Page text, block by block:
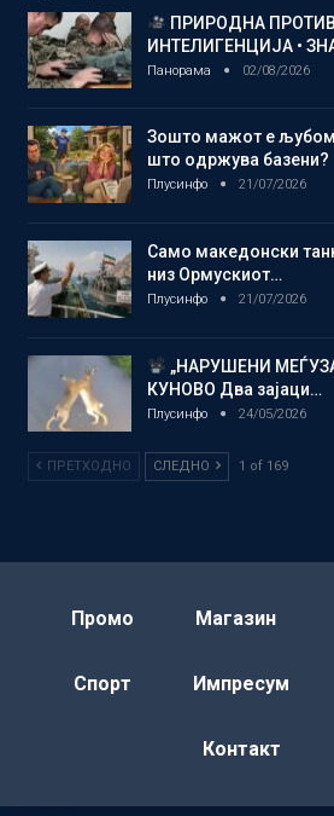
ПРИРОДНА
ИНТЕЛИГЕНЦИЈА •
Панорама 02/08/2026
Зошто мажот е
што одржува базени?
Плусинфо 21/07/2026
Само македонски
низ Ормускиот…
Плусинфо 21/07/2026
„НАРУШЕНИ
КУНОВО Два зајаци…
Плусинфо 24/05/2026
ПРЕТХОДНО СЛЕДНО 1 of 169
Промо Магазин
Спорт Импресум
Контакт